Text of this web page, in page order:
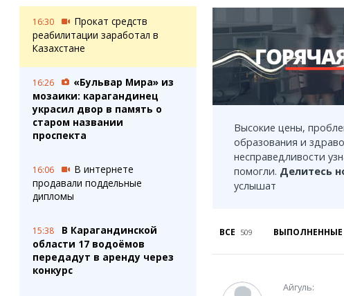
eTV
Рассылка новостей
Персоны
Выставки
Цирк и зоопарк
Блогер «ЕШКА»
Лента блогера
Штрихи
Коллаж недели
Ешкин гороскоп
Карты
Пробки
Карта Караганды
Организации
Мой участковый
Перекрытие дорог
Медиа
Фото
Видео
Сервисы
16:30
Прокат средств
реабилитации заработал в
Казахстане
16:26
«Бульвар Мира» из
мозаики: карагандинец
украсил двор в память о
старом названии
проспекта
16:06
В интернете
продавали поддельные
дипломы
15:38
В Карагандинской
области 17 водоёмов
передадут в аренду через
конкурс
Высокие цены,
образования и
несправедливости
помогли. Делитесь
услышат
ВСЕ 509 ВЫПОЛНЕННЫЕ
Айгуль: